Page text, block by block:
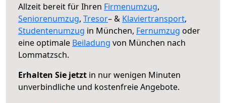
Allzeit bereit für Ihren Firmenumzug,
Seniorenumzug, Tresor– & Klaviertransport,
Studentenumzug in München, Fernumzug oder
eine optimale Beiladung von München nach
Lommatzsch.
Erhalten Sie jetzt in nur wenigen Minuten
unverbindliche und kostenfreie Angebote.